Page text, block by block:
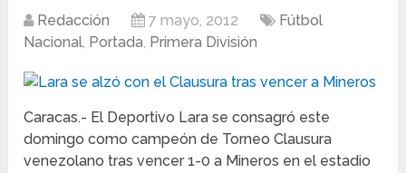
Redacción 7 mayo, 2012
Fútbol
Nacional, Portada, Primera División
Caracas.- El Deportivo Lara se consagró este
domingo como campeón de Torneo Clausura
venezolano tras vencer 1-0 a Mineros en el estadio